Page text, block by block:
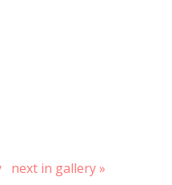
next in gallery »